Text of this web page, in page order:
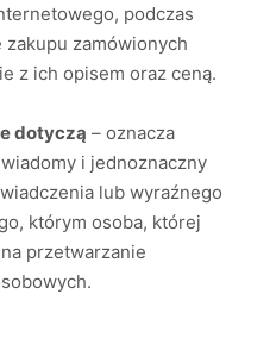
podczas
zamówionych
z ich opisem oraz ceną.
dotyczą – oznacza
i jednoznaczny
lub wyraźnego
którym osoba, której
przetwarzanie